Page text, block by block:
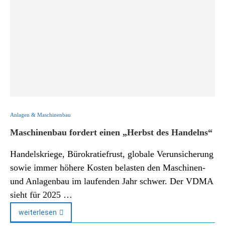
Anlagen & Maschinenbau
Maschinenbau fordert einen „Herbst des Handelns“
Handelskriege, Bürokratiefrust, globale Verunsicherung
sowie immer höhere Kosten belasten den Maschinen-
und Anlagenbau im laufenden Jahr schwer. Der VDMA
sieht für 2025 …
weiterlesen